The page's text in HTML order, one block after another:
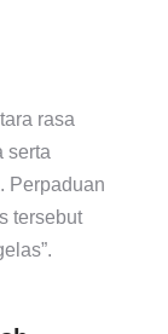
rasa
serta
Perpaduan
tersebut